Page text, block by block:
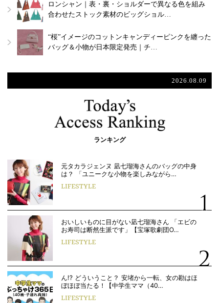
ロンシャン｜表・裏・ショルダーで異なる色を組み
合わせたストック素材のビッグショル…
“桜”イメージのコットンキャンディーピンクを纏った
バッグ＆小物が日本限定発売｜チ…
2026.08.09
ランキング
元タカラジェンヌ 凪七瑠海さんのバッグの中身
は？ 「ユニークな小物を楽しみながら…
LIFESTYLE
おいしいものに目がない凪七瑠海さん 「エビの
お寿司は断然生派です」【宝塚歌劇団O…
LIFESTYLE
ん!? どういうこと？ 安堵から一転、女の勘はほ
ぼほぼ当たる！【中学生ママ（40…
LIFESTYLE